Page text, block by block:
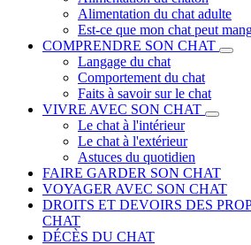
Alimentation du chat adulte
Est-ce que mon chat peut
COMPRENDRE SON CHAT
Langage du chat
Comportement du chat
Faits à savoir sur le chat
VIVRE AVEC SON CHAT
Le chat à l'intérieur
Le chat à l'extérieur
Astuces du quotidien
FAIRE GARDER SON CHAT
VOYAGER AVEC SON CHAT
DROITS ET DEVOIRS DES
CHAT
DÉCÈS DU CHAT